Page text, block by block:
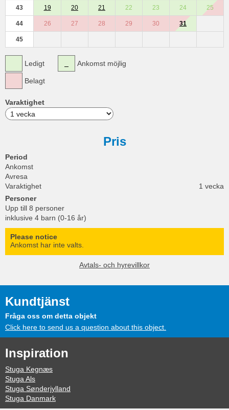
43 19 20 21 22 23 24 25
44 26 27 28 29 30 31
45
Ledigt
Belagt
Ankomst möjlig
Varaktighet
Pris
Period
Ankomst
Avresa
Varaktighet
1 vecka
Personer
Upp till 8 personer
inklusive 4 barn (0-16 år)
Please notice
Ankomst har inte valts.
Avtals- och hyrevillkor
Kundtjänst
Fråga oss om detta objekt
Click here to send us a question about this object.
Inspiration
Stuga Kegnæs
Stuga Als
Stuga Sønderjylland
Stuga Danmark